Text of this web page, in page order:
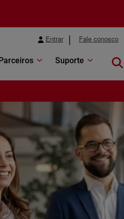
Entrar Fale conosco
Suporte